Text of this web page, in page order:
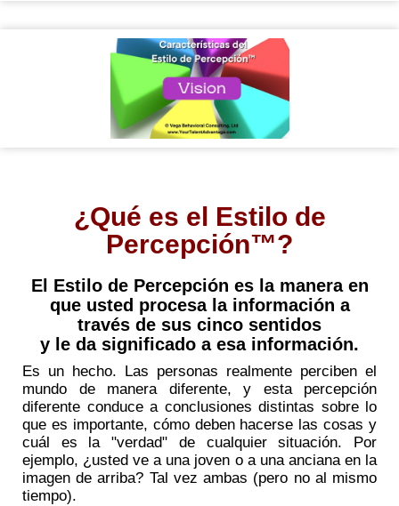
¿Qué es el Estilo de
Percepción™?
El Estilo de Percepción es la manera en
que usted procesa la información a
través de sus cinco sentidos
y le da significado a esa información.
Es un hecho. Las personas realmente perciben el
mundo de manera diferente, y esta percepción
diferente conduce a conclusiones distintas sobre lo
que es importante, cómo deben hacerse las cosas y
cuál es la "verdad" de cualquier situación. Por
ejemplo, ¿usted ve a una joven o a una anciana en la
imagen de arriba? Tal vez ambas (pero no al mismo
tiempo).